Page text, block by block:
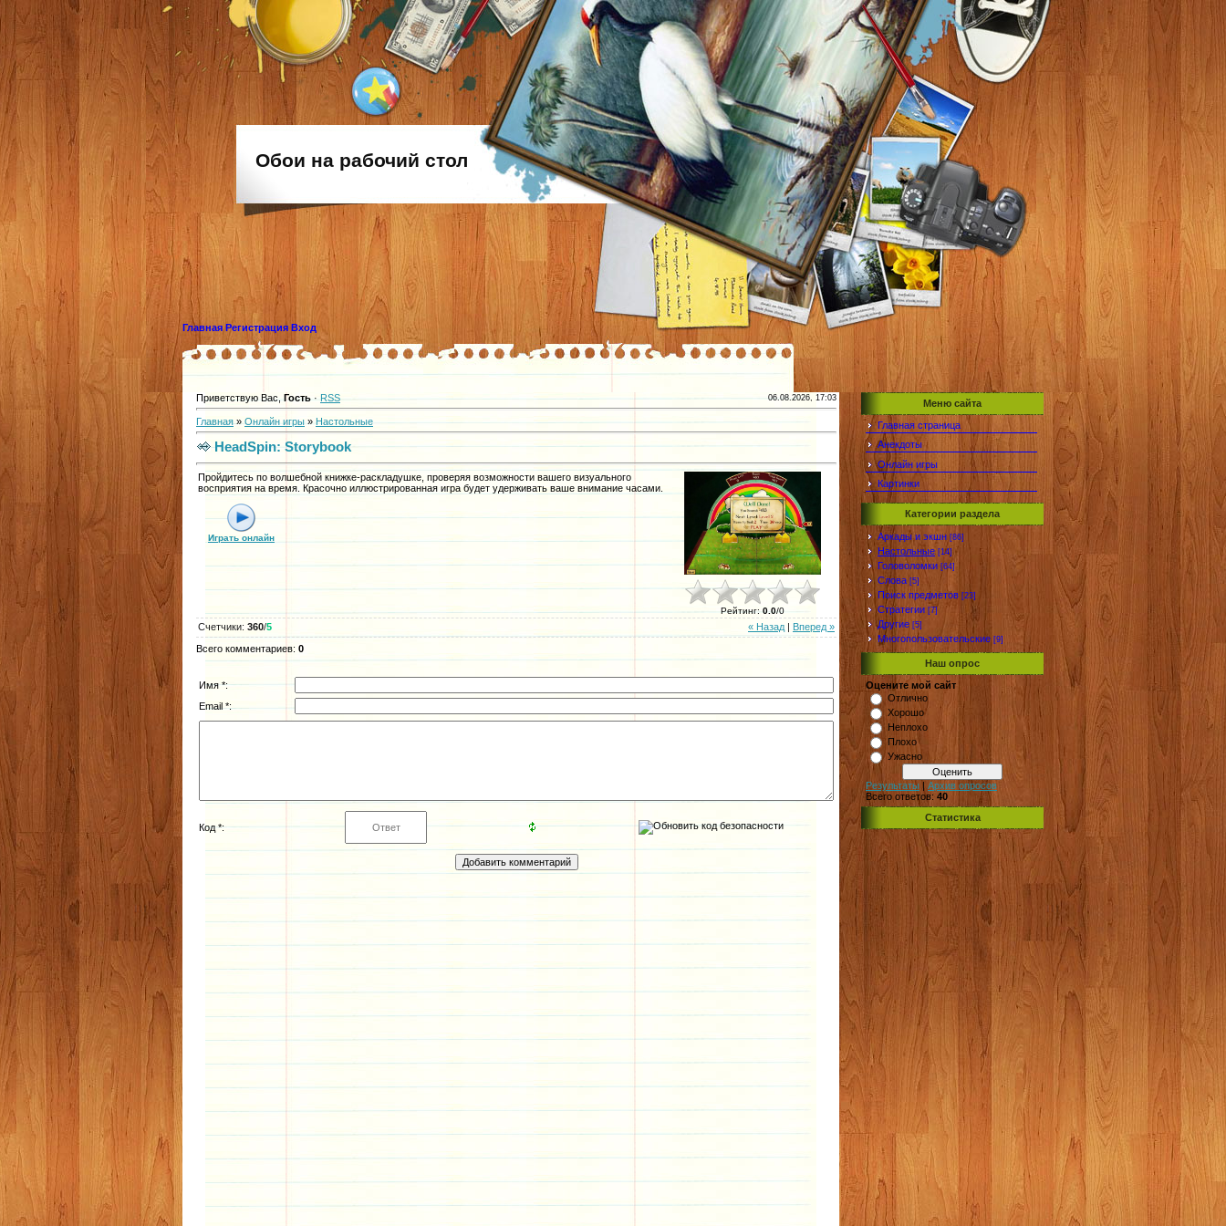
Обои на рабочий стол
Главная Регистрация Вход
Приветствую Вас Гость · RSS 06.08.2026, 17:03
Главная»Онлайн игры » Настольные
HeadSpin: Storybook
Пройдитесь по волшебной книжке-раскладушке, проверяя возможности вашего визуального
восприятия на время. Красочно иллюстрированная игра будет удерживать ваше внимание часами.
Играть онлайн
Рейтинг: 0.0/0
« Назад | Вперед »
Счетчики: 360/5
Всего комментариев: 0
Имя *:
Email *:
Код *:
Меню сайта
Главная страница
Анекдоты
Онлайн игры
Картинки
Категории раздела
Аркады и экшн [86]
Настольные [14]
Головоломки [64]
Слова [5]
Поиск предметов [23]
Стратегии [7]
Другие [5]
Многопользовательские [9]
Наш опрос
Оцените мой сайт
Отлично
Хорошо
Неплохо
Плохо
Ужасно
Результаты | Архив опросов
Всего ответов: 40
Статистика